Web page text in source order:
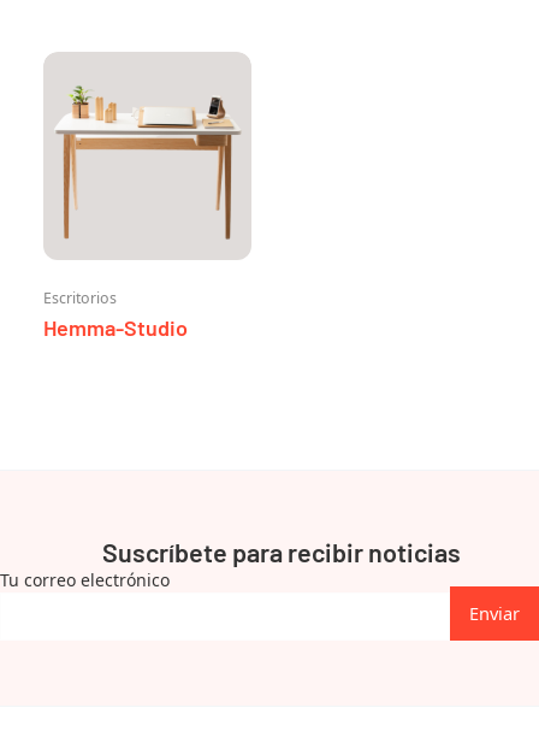
Escritorios
Hemma-Studio
Suscríbete para recibir noticias
Tu correo electrónico
Enviar